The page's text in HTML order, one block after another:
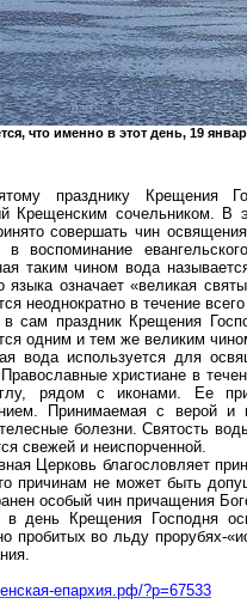
что именно в этот день, 19
празднику Крещения
Крещенским сочельником. В
совершать чин
воспоминание
таким чином вода
языка означает «великая
неоднократно в течение
сам праздник Крещения
одним и тем же великим
вода используется для
христиане в
рядом с иконами. Ее
Принимаемая с верой
болезни. Святость
свежей и неиспорченной.
Церковь благословляет
причинам не может быть
особый чин причащения
в день Крещения Господня
пробитых во льду прорубях-
епархия.рф/?p=67533